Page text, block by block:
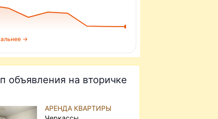
→
объявления на вторичке
АРЕНДА КВАРТИРЫ